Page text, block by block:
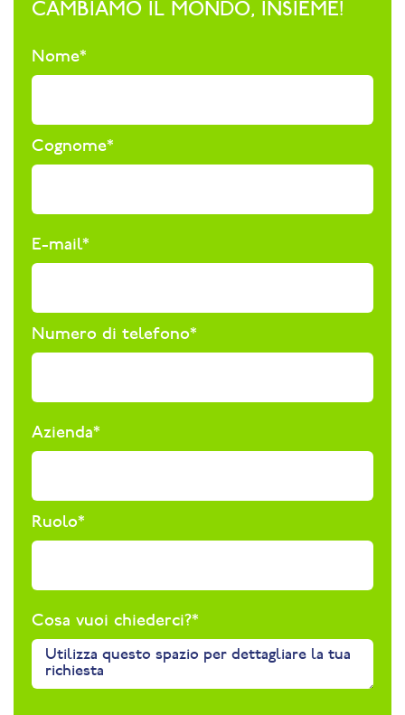
CAMBIAMO IL MONDO, INSIEME!
Nome*
Cognome*
E-mail*
Numero di telefono*
Azienda*
Ruolo*
Cosa vuoi chiederci?*